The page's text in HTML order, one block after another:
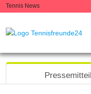
Tennis News